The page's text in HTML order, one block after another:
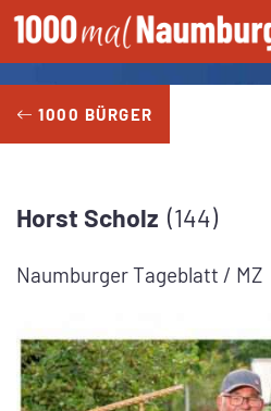
Zum
Inhalt
springen
1000 BÜRGER
Horst Scholz 144
Naumburger Tageblatt / MZ